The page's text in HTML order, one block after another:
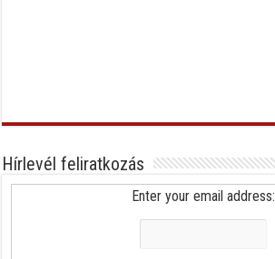
Hírlevél feliratkozás
Enter your email address: